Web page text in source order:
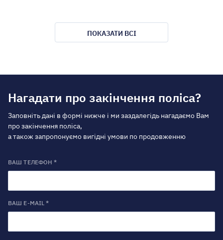
ПОКАЗАТИ ВСІ
Нагадати про закінчення поліса?
Заповніть дані в формі нижче і ми заздалегідь нагадаємо Вам
про закінчення поліса,
а також запропонуємо вигідні умови по продовженню
ВАШ ТЕЛЕФОН *
ВАШ E-MAIL *